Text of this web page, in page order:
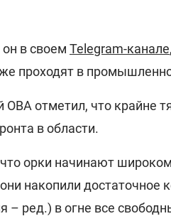
в своем Telegram-канале
проходят в
ОВА отметил, что крайне
в области.
орки начинают
накопили достаточное
– ред.) в огне все